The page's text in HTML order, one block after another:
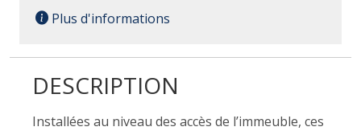
Plus d'informations
DESCRIPTION
Installées au niveau des accès de l’immeuble, ces